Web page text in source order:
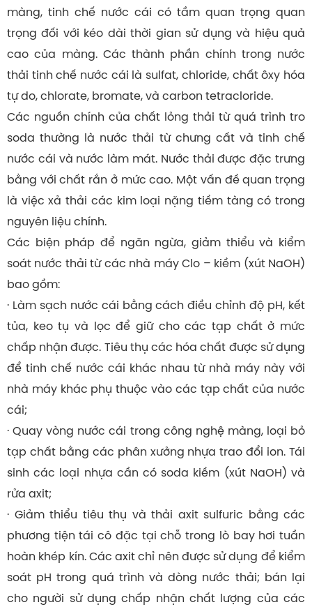
màng, tinh chế nước cái có tầm quan trọng quan
trọng đối với kéo dài thời gian sử dụng và hiệu quả
cao của màng. Các thành phần chính trong nước
thải tinh chế nước cái là sulfat, chloride, chất ôxy hóa
tự do, chlorate, bromate, và carbon tetracloride.
Các nguồn chính của chất lỏng thải từ quá trình tro
soda thường là nước thải từ chưng cất và tinh chế
nước cái và nước làm mát. Nước thải được đặc trưng
bằng với chất rắn ở mức cao. Một vấn đề quan trọng
là việc xả thải các kim loại nặng tiềm tàng có trong
nguyên liệu chính.
Các biện pháp để ngăn ngừa, giảm thiểu và kiểm
soát nước thải từ các nhà máy Clo – kiềm (xút NaOH)
bao gồm:
· Làm sạch nước cái bằng cách điều chỉnh độ pH, kết
tủa, keo tụ và lọc để giữ cho các tạp chất ở mức
chấp nhận được. Tiêu thụ các hóa chất được sử dụng
để tinh chế nước cái khác nhau từ nhà máy này với
nhà máy khác phụ thuộc vào các tạp chất của nước
cái;
· Quay vòng nước cái trong công nghệ màng, loại bỏ
tạp chất bằng các phân xưởng nhựa trao đổi ion. Tái
sinh các loại nhựa cần có soda kiềm (xút NaOH) và
rửa axit;
· Giảm thiểu tiêu thụ và thải axit sulfuric bằng các
phương tiện tái cô đặc tại chỗ trong lò bay hơi tuần
hoàn khép kín. Các axit chỉ nên được sử dụng để kiểm
soát pH trong quá trình và dòng nước thải; bán lại
cho người sử dụng chấp nhận chất lượng của các